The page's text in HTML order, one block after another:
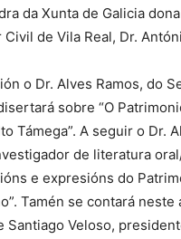
da Xunta de Galicia
Civil de Vila Real, Dr.
o Dr. Alves Ramos, do
sobre “O
Támega”. A seguir o Dr.
de literatura
e expresións do
Tamén se contará neste
Santiago Veloso,